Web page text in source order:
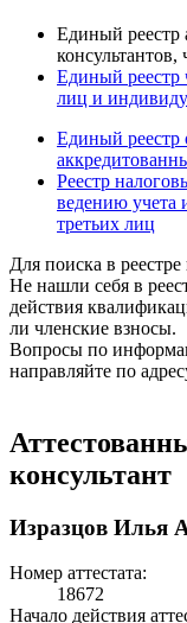
Единый реестр
Единый
лиц и
Единый реестр
Реестр
ведению учета
третьих лиц
Для поиска в реестре
Не нашли себя в
действия
ли членские взносы.
Вопросы по
направляйте по
консультант
Изразцов Илья
Номер аттестата:
18672
Начало действия